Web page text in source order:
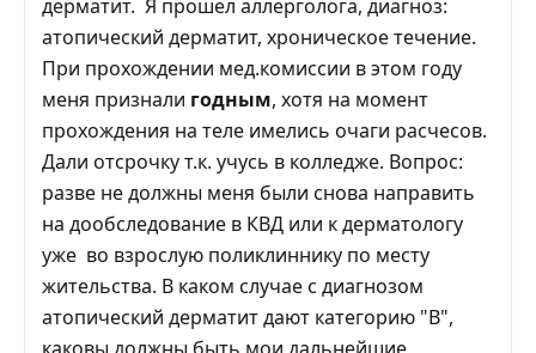
дерматит. Я прошел аллерголога, диагноз:
атопический дерматит, хроническое течение.
При прохождении мед.комиссии в этом году
меня признали годным, хотя на момент
прохождения на теле имелись очаги расчесов.
Дали отсрочку т.к. учусь в колледже. Вопрос:
разве не должны меня были снова направить
на дообследование в КВД или к дерматологу
уже во взрослую поликлиннику по месту
жительства. В каком случае с диагнозом
атопический дерматит дают категорию "В",